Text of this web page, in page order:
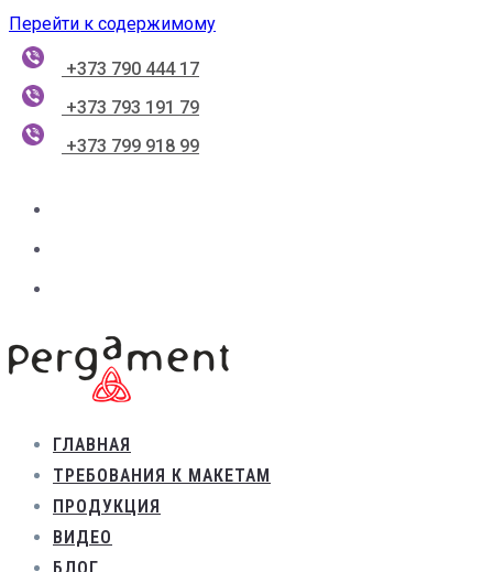
Перейти к содержимому
+373 790 444 17
+373 793 191 79
+373 799 918 99
ГЛАВНАЯ
ТРЕБОВАНИЯ К МАКЕТАМ
ПРОДУКЦИЯ
ВИДЕО